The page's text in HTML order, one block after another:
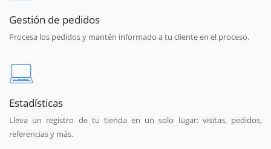
Gestión de pedidos
Procesa los pedidos y mantén informado a tu cliente en el proceso.
Estadísticas
Lleva un registro de tu tienda en un solo lugar: visitas, pedidos,
referencias y más.